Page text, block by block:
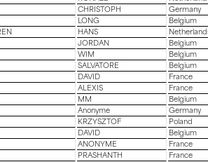
CHRISTOPH
Germany
LONG
Belgium
HANS
JORDAN
Belgium
WIM
Belgium
SALVATORE
Belgium
DAVID
France
ALEXIS
France
MM
Belgium
Anonyme
Germany
KRZYSZTOF
Poland
DAVID
Belgium
ANONYME
France
PRASHANTH
France